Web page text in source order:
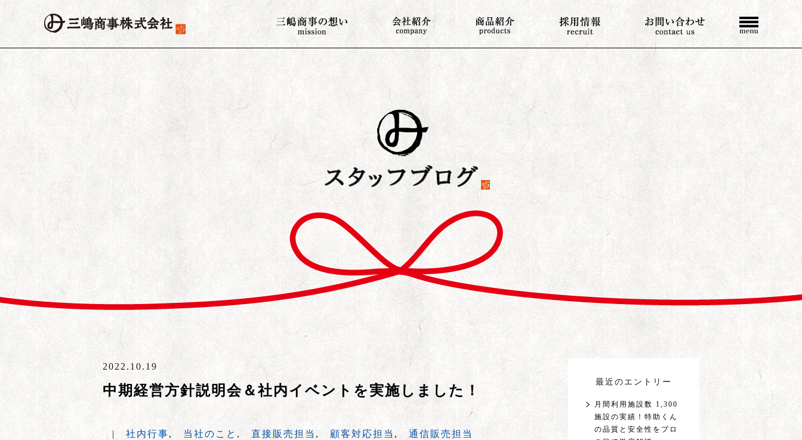
2022.10.19
中期経営方針説明会＆社内イベントを実施しました！
| 社内行事, 当社のこと , 直接販売担当 , 顧客対応担当 , 通信販売担当
最近のエントリー
月間利用施設数 1,300
施設の実績！特助くん
の品質と安全性をプロ